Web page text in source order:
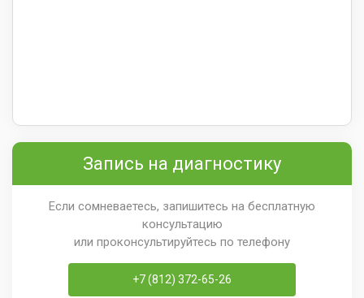
Запись на диагностику
Если сомневаетесь, запишитесь на бесплатную
консультацию
или проконсультируйтесь по телефону
+7 (812) 372-65-26